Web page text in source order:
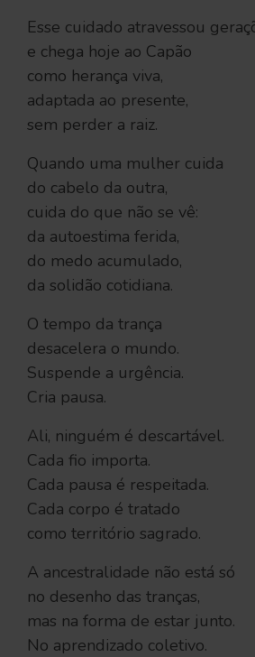
Esse cuidado atravessou
e chega hoje ao Capão
como herança viva,
adaptada ao presente,
sem perder a raiz.
Quando uma mulher cuida
do cabelo da outra,
cuida do que não se vê:
da autoestima ferida,
do medo acumulado,
da solidão cotidiana.
O tempo da trança
desacelera o mundo.
Suspende a urgência.
Cria pausa.
Ali, ninguém é descartável.
Cada fio importa.
Cada pausa é respeitada.
Cada corpo é tratado
como território sagrado.
A ancestralidade não está só
no desenho das tranças,
mas na forma de estar junto.
No aprendizado coletivo.